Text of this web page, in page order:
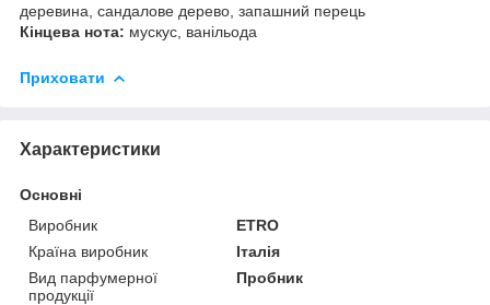
деревина, сандалове дерево, запашний перець
Кінцева нота: мускус, ванільода
Приховати
Характеристики
Основні
Виробник
ETRO
Країна виробник
Італія
Вид парфумерної
продукції
Пробник